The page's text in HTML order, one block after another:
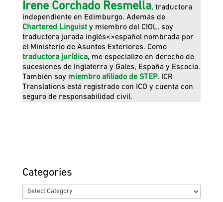
Irene Corchado Resmella, traductora
independiente en Edimburgo. Además de
Chartered Linguisty miembro del CIOL, soy
traductora jurada inglés<>español nombrada por
el Ministerio de Asuntos Exteriores. Como
traductora jurídica, me especializo en derecho de
sucesiones de Inglaterra y Gales, España y Escocia.
También soy miembro afiliado de STEP. ICR
Translations está registrado con ICO y cuenta con
seguro de responsabilidad civil.
Categories
Categories